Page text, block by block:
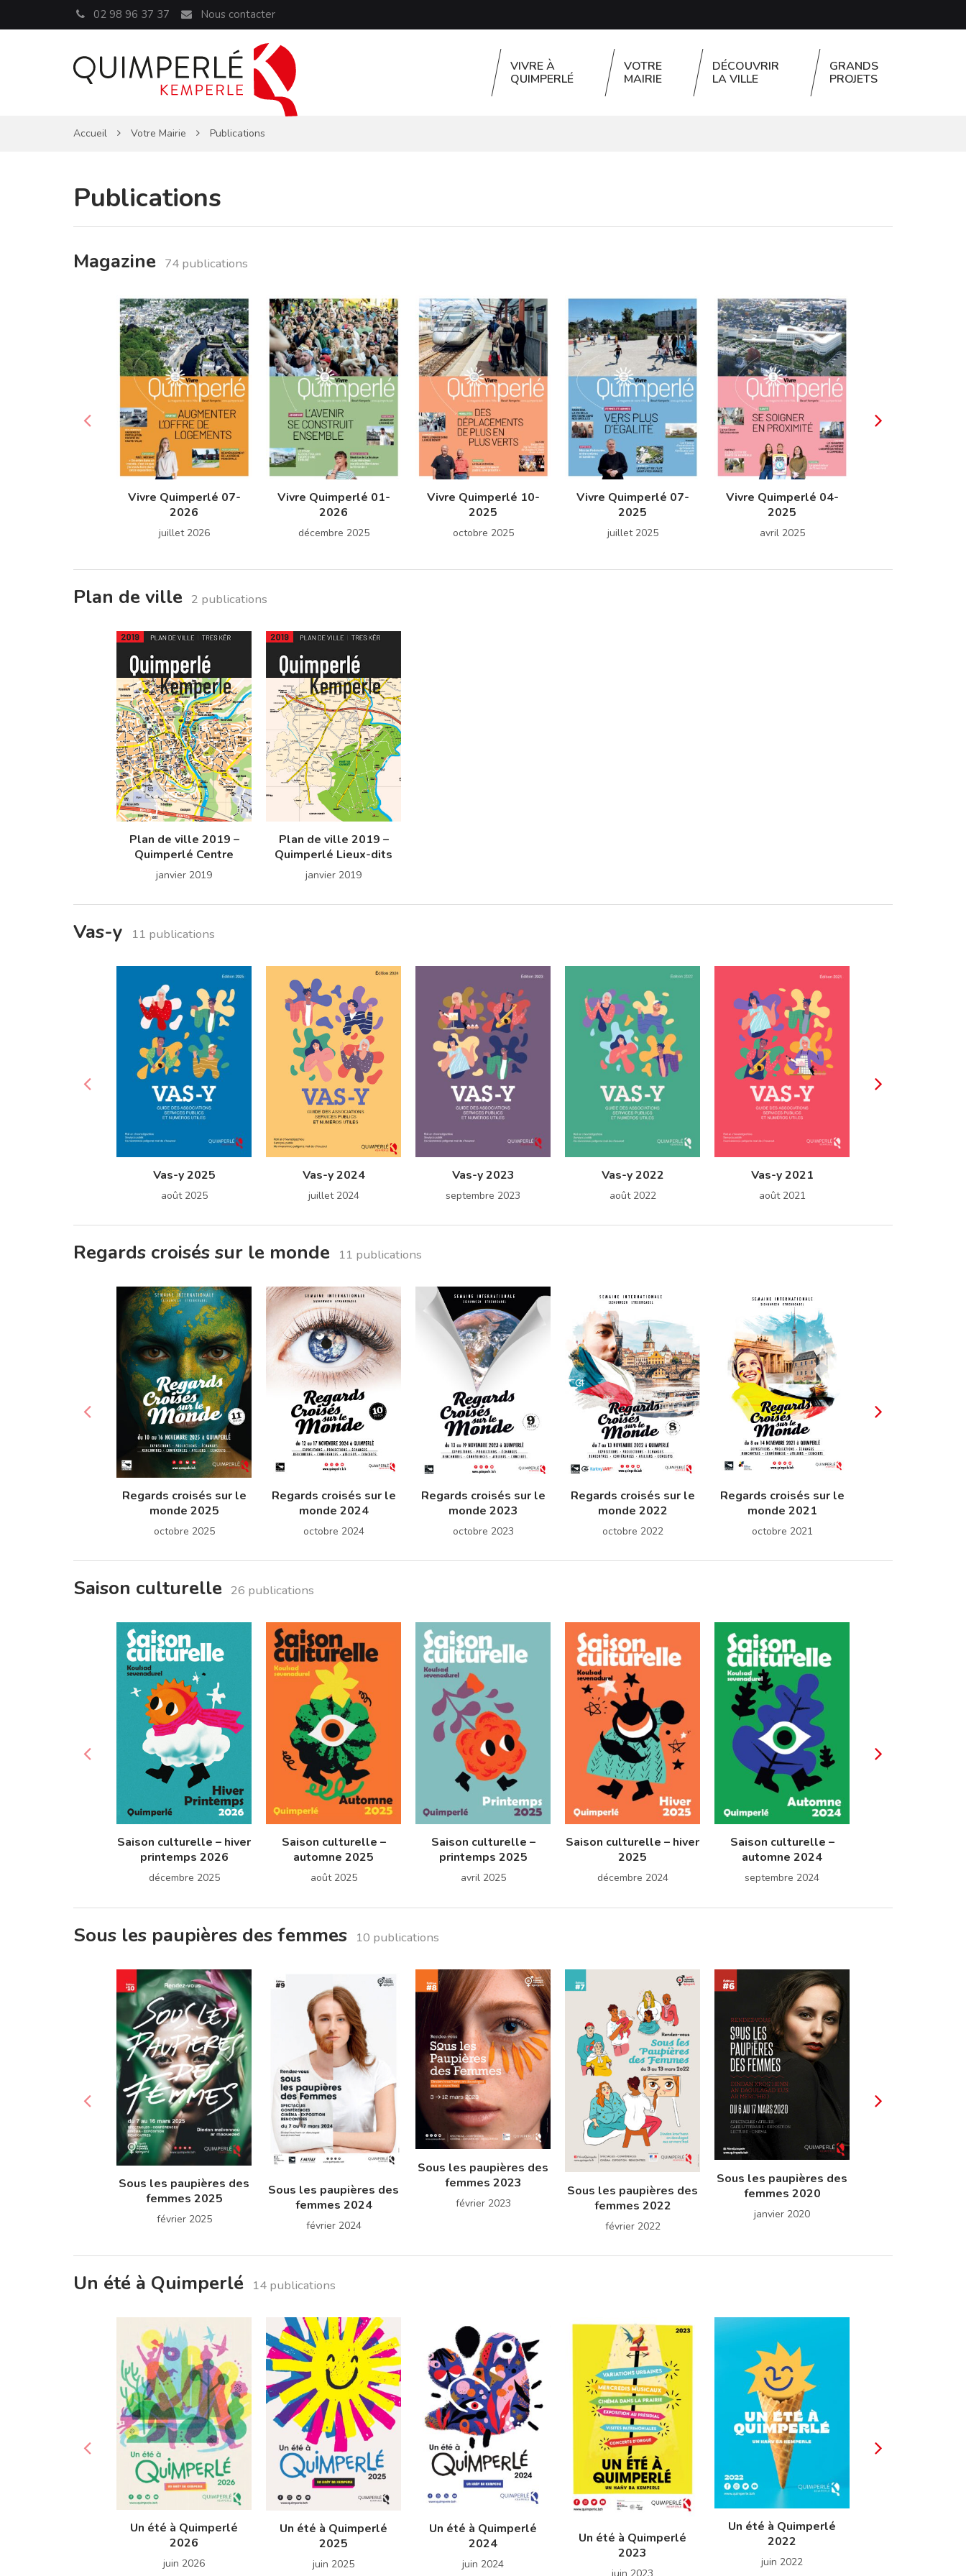
02 98 96 37 37 Nous contacter
VIVRE À
QUIMPERLÉ
VOTRE
MAIRIE
DÉCOUVRIR
LA VILLE
GRANDS
PROJETS
Accueil Votre Mairie Publications
Publications
Magazine 74 publications
Vivre Quimperlé 07-
2026
juillet 2026
Vivre Quimperlé 01-
2026
décembre 2025
Vivre Quimperlé 10-
2025
octobre 2025
Vivre Quimperlé 07-
2025
juillet 2025
Vivre Quimperlé 04-
2025
avril 2025
Plan de ville 2 publications
Plan de ville 2019 –
Quimperlé Centre
janvier 2019
Plan de ville 2019 –
Quimperlé Lieux-dits
janvier 2019
Vas-y 11 publications
Vas-y 2025
août 2025
Vas-y 2024
juillet 2024
Vas-y 2023
septembre 2023
Vas-y 2022
août 2022
Vas-y 2021
août 2021
août 2020
Regards croisés sur le monde 11 publications
Regards croisés sur le
monde 2025
octobre 2025
Regards croisés sur le
monde 2024
octobre 2024
Regards croisés sur le
monde 2023
octobre 2023
Regards croisés sur le
monde 2022
octobre 2022
Regards croisés sur le
monde 2021
octobre 2021
Saison culturelle 26 publications
Saison culturelle – hiver
printemps 2026
décembre 2025
Saison culturelle –
automne 2025
août 2025
Saison culturelle –
printemps 2025
avril 2025
Saison culturelle – hiver
2025
décembre 2024
Saison culturelle –
automne 2024
septembre 2024
Sous les paupières des femmes 10 publications
Sous les paupières des
femmes 2025
février 2025
Sous les paupières des
femmes 2024
février 2024
Sous les paupières des
femmes 2023
février 2023
Sous les paupières des
femmes 2022
février 2022
Sous les paupières des
femmes 2020
janvier 2020
Un été à Quimperlé 14 publications
Un été à Quimperlé
2026
juin 2026
Un été à Quimperlé
2025
juin 2025
Un été à Quimperlé
2024
juin 2024
Un été à Quimperlé
2023
Un été à Quimperlé
2022
juin 2022